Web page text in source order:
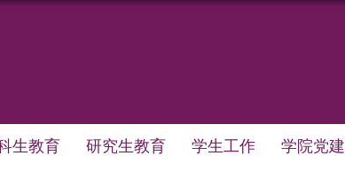
生教育 研究生教育 学生工作 学院党建